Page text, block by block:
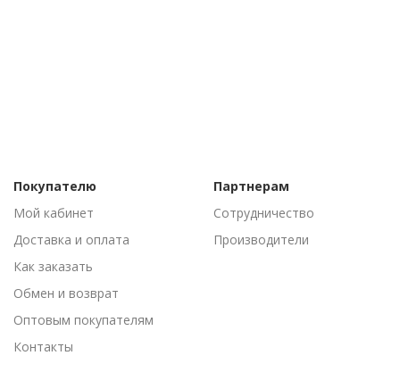
Покупателю
Мой кабинет
Доставка и оплата
Как заказать
Обмен и возврат
Оптовым покупателям
Контакты
Партнерам
Сотрудничество
Производители